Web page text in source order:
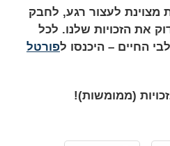
מצוינת לעצור רגע, לחבק
את הזכויות שלנו. לכל
החיים – היכנסו לפורטל
(ממומשות)!